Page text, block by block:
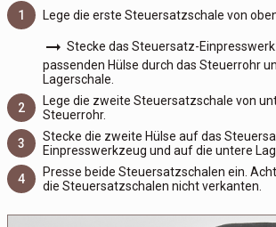
1 Lege die erste Steuersatzschale von
arrow_right_alt Stecke das Steuersatz-
passenden Hülse durch das Steuerrohr
Lagerschale.
2
Lege die zweite Steuersatzschale von
Steuerrohr.
3
Stecke die zweite Hülse auf das
Einpresswerkzeug und auf die untere
4
Presse beide Steuersatzschalen ein.
die Steuersatzschalen nicht verkanten.